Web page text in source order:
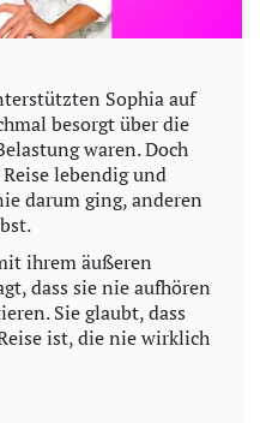
Sophia auf
besorgt über die
waren. Doch
lebendig und
darum ging, anderen
ihrem äußeren
dass sie nie aufhören
Sie glaubt, dass
ist, die nie wirklich